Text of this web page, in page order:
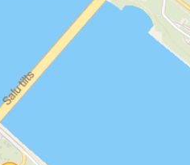
speciāls peintbola un lāzertaga
komplektos iekļauts:
laika ilgums, parasti 2 stundas.
un paturpināt svinības
parkā būs €25 no grupas.
ēdienus un dzērienus
kurš sekos līdzi spēles
dienu pusaudzim
Rīgā